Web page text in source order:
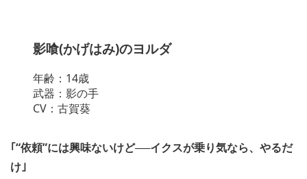
影喰(かげはみ)のヨルダ
年齢：14歳
武器：影の手
CV：古賀葵
｢“依頼”には興味ないけど──イクスが乗り気なら、やるだ
け｣